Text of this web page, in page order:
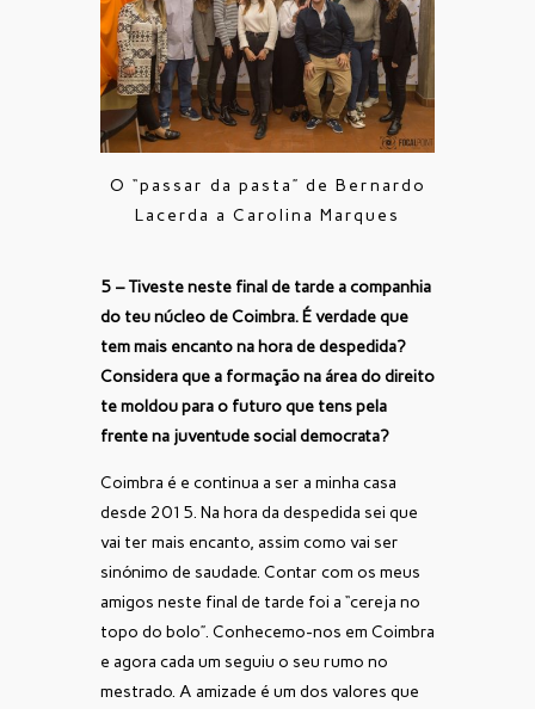
O “passar da pasta” de Bernardo
Lacerda a Carolina Marques
5 – Tiveste neste final de tarde a companhia
do teu núcleo de Coimbra. É verdade que
tem mais encanto na hora de despedida?
Considera que a formação na área do direito
te moldou para o futuro que tens pela
frente na juventude social democrata?
Coimbra é e continua a ser a minha casa
desde 2015. Na hora da despedida sei que
vai ter mais encanto, assim como vai ser
sinónimo de saudade. Contar com os meus
amigos neste final de tarde foi a “cereja no
topo do bolo”. Conhecemo-nos em Coimbra
e agora cada um seguiu o seu rumo no
mestrado. A amizade é um dos valores que